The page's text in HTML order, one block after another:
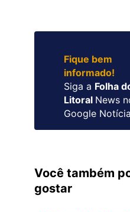
Fique bem
informado!
Siga a Folha
Litoral News
Google
Você também
gostar